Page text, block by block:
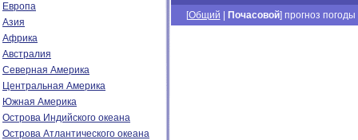
Европа
Азия
Африка
Австралия
Северная Америка
Центральная Америка
Южная Америка
Острова Индийского океана
Острова Атлантического океана
[Общий Почасовой] прогноз погоды